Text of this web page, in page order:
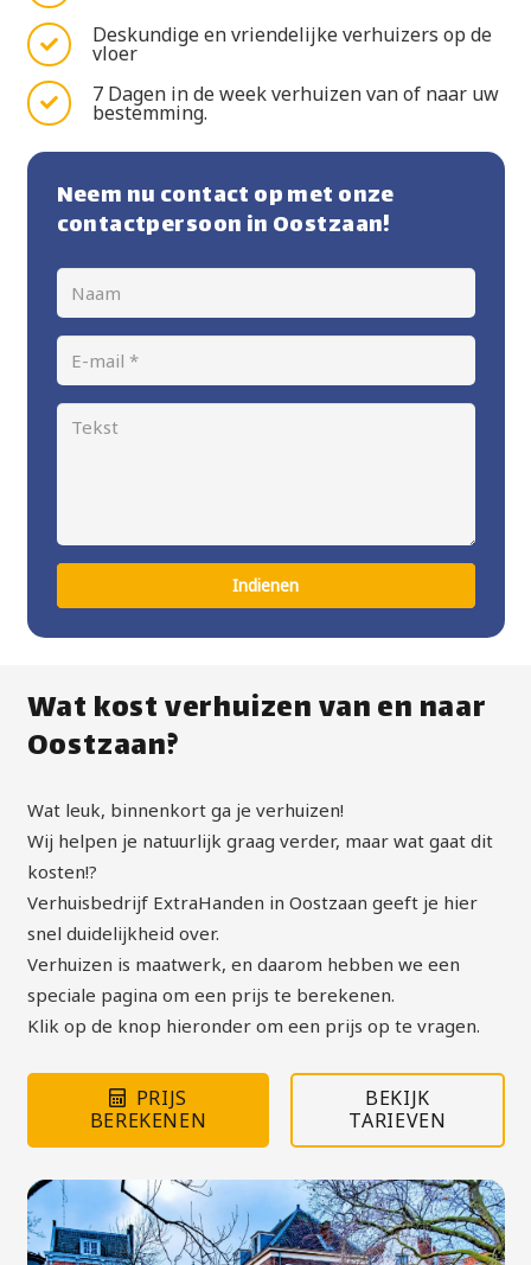
Deskundige en vriendelijke verhuizers op de
vloer
7 Dagen in de week verhuizen van of naar uw
bestemming.
Neem nu contact op met onze
contactpersoon in Oostzaan!
Indienen
Wat kost verhuizen van en naar
Oostzaan?
Wat leuk, binnenkort ga je verhuizen!
Wij helpen je natuurlijk graag verder, maar wat gaat dit
kosten!?
Verhuisbedrijf ExtraHanden in Oostzaan geeft je hier
snel duidelijkheid over.
Verhuizen is maatwerk, en daarom hebben we een
speciale pagina om een prijs te berekenen.
Klik op de knop hieronder om een prijs op te vragen.
PRIJS
BEREKENEN
BEKIJK
TARIEVEN